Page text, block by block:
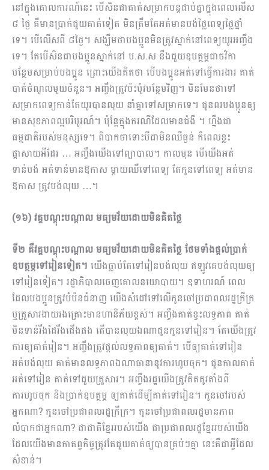
នៅក្នុងគោលការណ៍នេះ បើសិនជាគាត់សម្រាកបន្តជាប់គ្នាក្នុងពេលលើស
៨ ថ្ងៃ គឺមានប្រាក់ជួយគាត់ទៀត មិនត្រឹមតែអត់មានបង់ថ្លៃពេទ្យថ្លៃថ្នាំ
ទេ។ បើលើសពី ៨ថ្ងៃ។ សង្ឃឹមថាបងប្អូនមិនត្រូវស្នាក់នៅពេទ្យយូរអញ្ចឹង
ទេ។ តែបើសិនជាបងប្អូនស្នាក់នៅ ប.ស.ស នឹងជួយឧបត្ថម្ភជាថវិកា
បន្ថែមសម្រាប់បងប្អូន ព្រោះយើងគិតថា បើបងប្អូនអត់ទៅធ្វើការងារ គាត់
បាត់ចំណូលមួយចំនួន។ អញ្ចឹងត្រូវប៉ះប៉ូវបន្ថែមវិញ។ មិនមែនថាទៅ
សម្រាកពេទ្យកាន់តែយូរបានលុយ នាំគ្នាទៅសម្រាកទេ។ ជូនពរបងប្អូនឲ្យ
មានសុខភាពល្អបរិបូរណ៍។ ប៉ុន្តែក្នុងករណីដែលមានជំងឺ ។​ ហ្នឹងជា
ធម្មជាតិរបស់មនុស្សទេ។ ពិបាកថាទោះបីជាមិនឈឺធ្ងន់ ក៏ពេលខ្លះ
ផ្តាសាយអីដែរ … អញ្ចឹងយើងទៅព្យាបាល។ កាលមុន បើយើងអត់
ទាន់បង់ អត់ទាន់មានឱកាស ម្តាយឈឺទៅពេទ្យ តែកូនទៅពេទ្យ អត់មាន
ឱកាស ត្រូវបង់លុយ …។
(១៦) វគ្គបណ្តុះបណ្តាល មធ្យមវ័យដោយមិនគិតថ្លៃ
ទី២ គឺវគ្គបណ្តុះបណ្តាល មធ្យមវ័យដោយមិនគិតថ្លៃ ថែមទាំងផ្តល់ប្រាក់
ឧបត្ថម្ភទៅរៀនទៀត។ យើងធ្លាប់តែទៅរៀនបង់លុយ ឥឡូវគេបង់លុយឲ្យ
ទៅរៀនទៀត។ រដ្ឋាភិបាលចេញគោលនយោបាយ។ ឧទាហរណ៍ ពេល
ដែលបងប្អូនត្រូវបំប៉នជំនាញ យើងសំដៅទៅលើកូនចៅប្រជាពលរដ្ឋក្រីក្រ​
ឬគ្រួសារងាយរងគ្រោះមានហានិភ័យខ្ពស់។ អញ្ចឹងគាត់ខ្វះលទ្ធភាព គាត់
មិនទាន់រឹងដៃរឹងជើងផង តើបានលុយឯណាជូនកូនទៅរៀន។ ​តែយើងត្រូវ
ការឲ្យគាត់រៀន។ អញ្ចឹងត្រូវផ្តល់លទ្ធភាពឲ្យគាត់។ បើឲ្យគាត់ទៅរៀន
អត់បង់លុយ គាត់មានលទ្ធភាពឯណាធានានូវការហូបចុក។ ជួនកាលគាត់
អត់ទៅរៀន គាត់ទៅជួយគ្រួសារ។ អញ្ចឹងរដ្ឋយើងត្រូវគិតគូរតាំងពី
ការហូបចុក និងប្រាក់ឧបត្ថម្ភ ឲ្យគាត់ដើម្បីគាត់ទៅរៀន។ កូនចៅរបស់
អ្នកណា? កូនចៅប្រជាពលរដ្ឋក្រីក្រ។ កូនចៅ​​ប្រជាពលរដ្ឋមានភាព
លំបាកជាអ្នកណា? ជាជាតិខ្មែររបស់យើង ជាប្រជាពលរដ្ឋខ្មែររបស់យើង
ដែលយើងមានកាតព្វកិច្ចត្រូវតែជួយគាត់ឲ្យបានគ្រប់ៗគ្នា នេះគឺជាអ្វីដែល
សំខាន់។